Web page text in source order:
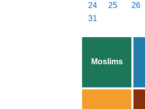
24
25 26
31
Moslims